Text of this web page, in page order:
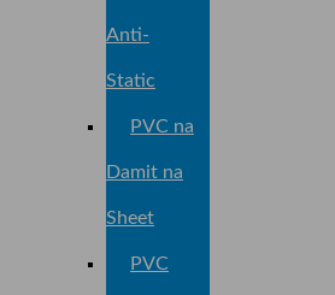
Anti-
Static
PVC na
Damit na
Sheet
PVC